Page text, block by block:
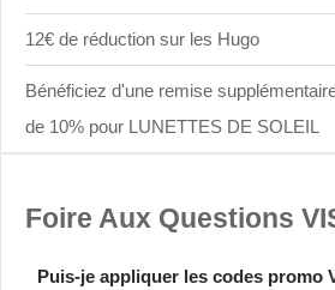
12€ de réduction sur les Hugo
Bénéficiez d'une remise
de 10% pour LUNETTES DE SOLEIL
Foire Aux Questions
Puis-je appliquer les codes promo